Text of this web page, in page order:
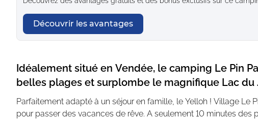
Découvrir les avantages
Idéalement situé en Vendée, le camping Le Pin
belles plages et surplombe le magnifique Lac du
Parfaitement adapté à un séjour en famille, le Yelloh ! Village Le
pour passer des vacances de rêve. A seulement 10 minutes